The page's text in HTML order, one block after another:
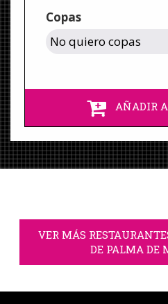
Copas
AÑADIR
VER MÁS
DE PALMA DE